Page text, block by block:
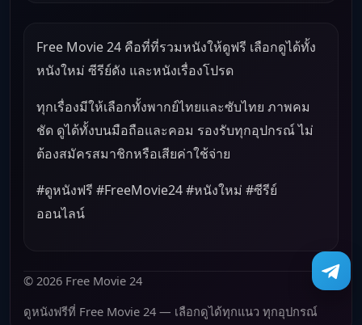
Free Movie 24 คือที่ที่รวมหนังให้ดูฟรี เลือกดูได้ทั้ง
หนังใหม่ ซีรีย์ดัง และหนังเรื่องโปรด
ทุกเรื่องมีให้เลือกทั้งพากย์ไทยและซับไทย ภาพคม
ชัด ดูได้ทั้งบนมือถือและคอม รองรับทุกอุปกรณ์ ไม่
ต้องสมัครสมาชิกหรือเสียค่าใช้จ่าย
#ดูหนังฟรี #FreeMovie24 #หนังใหม่ #ซีรีย์
ออนไลน์
© 2026 Free Movie 24
ดูหนังฟรีที่ Free Movie 24 — เลือกดูได้ทุกแนว ทุกอุปกรณ์